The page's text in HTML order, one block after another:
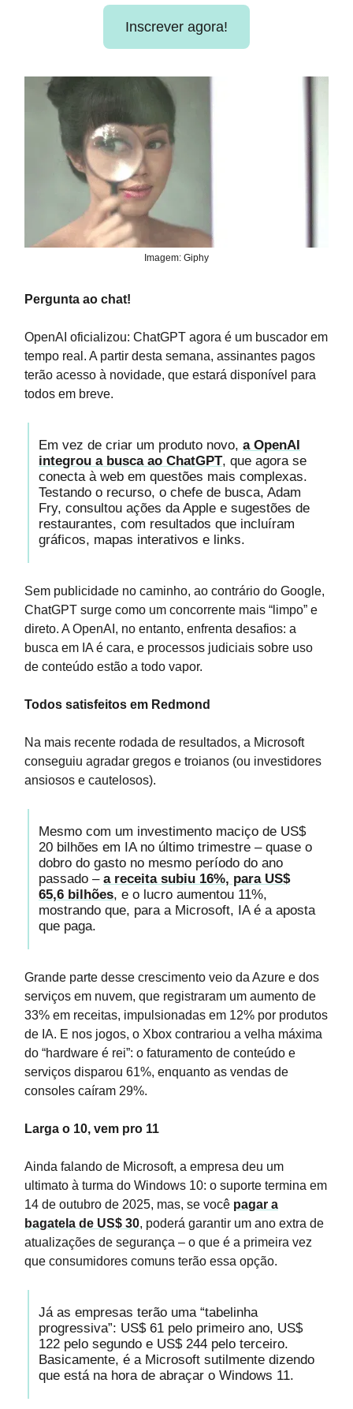
Inscrever agora!
Imagem: Giphy
Pergunta ao chat!
OpenAI oficializou: ChatGPT agora é um buscador em
tempo real. A partir desta semana, assinantes pagos
terão acesso à novidade, que estará disponível para
todos em breve.
Em vez de criar um produto novo, a OpenAI
integrou a busca ao ChatGPT, que agora se
conecta à web em questões mais complexas.
Testando o recurso, o chefe de busca, Adam
Fry, consultou ações da Apple e sugestões de
restaurantes, com resultados que incluíram
gráficos, mapas interativos e links.
Sem publicidade no caminho, ao contrário do Google,
ChatGPT surge como um concorrente mais “limpo” e
direto. A OpenAI, no entanto, enfrenta desafios: a
busca em IA é cara, e processos judiciais sobre uso
de conteúdo estão a todo vapor.
Todos satisfeitos em Redmond
Na mais recente rodada de resultados, a Microsoft
conseguiu agradar gregos e troianos (ou investidores
ansiosos e cautelosos).
Mesmo com um investimento maciço de US$
20 bilhões em IA no último trimestre – quase o
dobro do gasto no mesmo período do ano
passado – a receita subiu 16%, para US$
65,6 bilhões, e o lucro aumentou 11%,
mostrando que, para a Microsoft, IA é a aposta
que paga.
Grande parte desse crescimento veio da Azure e dos
serviços em nuvem, que registraram um aumento de
33% em receitas, impulsionadas em 12% por produtos
de IA. E nos jogos, o Xbox contrariou a velha máxima
do “hardware é rei”: o faturamento de conteúdo e
serviços disparou 61%, enquanto as vendas de
consoles caíram 29%.
Larga o 10, vem pro 11
Ainda falando de Microsoft, a empresa deu um
ultimato à turma do Windows 10: o suporte termina em
14 de outubro de 2025, mas, se você pagar a
bagatela de US$ 30, poderá garantir um ano extra de
atualizações de segurança – o que é a primeira vez
que consumidores comuns terão essa opção.
Já as empresas terão uma “tabelinha
progressiva”: US$ 61 pelo primeiro ano, US$
122 pelo segundo e US$ 244 pelo terceiro.
Basicamente, é a Microsoft sutilmente dizendo
que está na hora de abraçar o Windows 11.